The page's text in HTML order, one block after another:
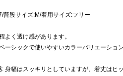
普段サイズ:M/着用サイズ:フリー
よく透け感があります。
ーシックで使いやすいカラーバリエーショ
: 身幅はスッキリとしていますが、着丈はヒ